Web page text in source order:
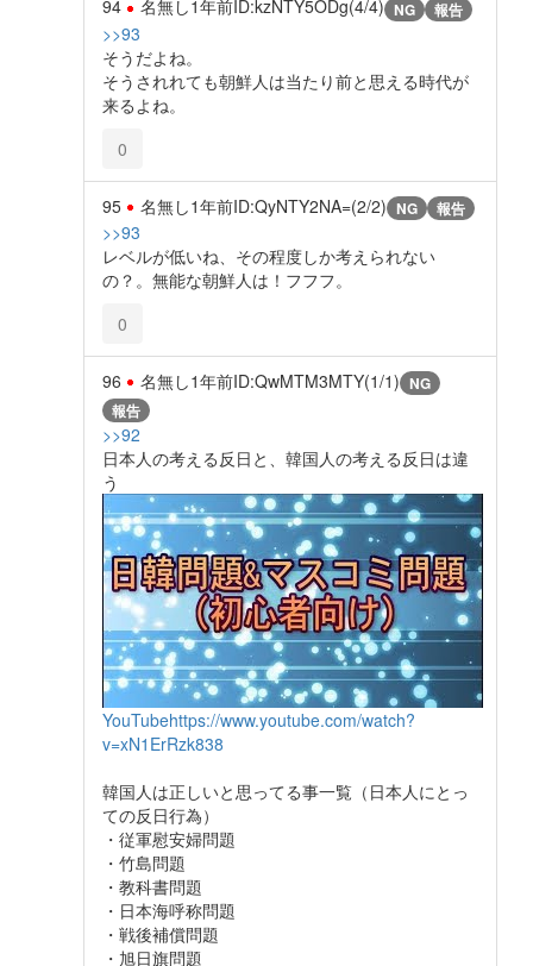
94 名無し1年前ID:kzNTY5ODg(4/4) NG 報告
>>93
そうだよね。
そうされれても朝鮮人は当たり前と思える時代が
来るよね。
0
95 名無し1年前ID:QyNTY2NA=(2/2) NG 報告
>>93
レベルが低いね、その程度しか考えられない
の？。無能な朝鮮人は！フフフ。
0
96 名無し1年前ID:QwMTM3MTY(1/1) NG
報告
>>92
日本人の考える反日と、韓国人の考える反日は違
う
YouTubehttps://www.youtube.com/watch?
v=xN1ErRzk838
韓国人は正しいと思ってる事一覧（日本人にとっ
ての反日行為）
・従軍慰安婦問題
・竹島問題
・教科書問題
・日本海呼称問題
・戦後補償問題
・旭日旗問題